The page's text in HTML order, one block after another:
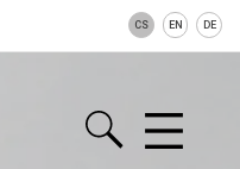
CS EN DE